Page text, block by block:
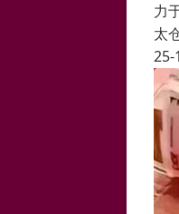
力
太
25-